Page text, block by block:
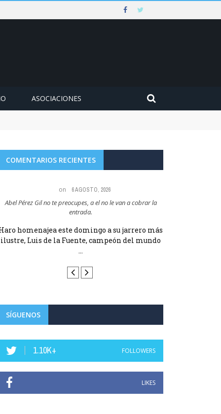
ASOCIACIONES
COMENTARIOS RECIENTES
on 6 AGOSTO, 2026
Abel Pérez Gil no te preocupes, a el no le van a cobrar la
entrada.
homenajea este domingo a su jarrero más
ilustre, Luis de la Fuente, campeón del mundo
...
SÍGUENOS
1.10K+ FOLLOWERS
LIKES